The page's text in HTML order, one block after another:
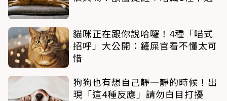
貓咪正在跟你說哈囉！4種「喵式
招呼」大公開：鏟屎官看不懂太可
惜
狗狗也有想自己靜一靜的時候！出
現「這4種反應」請勿白目打擾